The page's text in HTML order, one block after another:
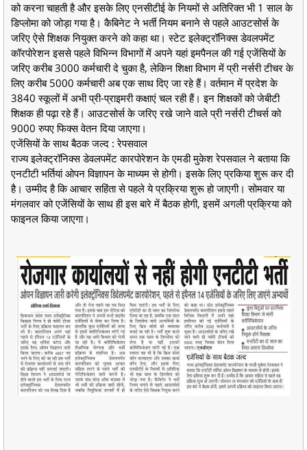
को करना चाहती है और इसके लिए एनसीटीई के नियमों से अतिरिक्त भी 1 साल के
डिप्लोमा को जोड़ा गया है। कैबिनेट ने भर्ती नियम बनाने से पहले आउटसोर्स के
जरिए ऐसे शिक्षक नियुक्त करने को कहा था। स्टेट इलेक्ट्रॉनिक्स डेवलपमेंट
कॉरपोरेशन इससे पहले विभिन्न विभागों में अपने यहां इमपैनल की गई एजेंसियों के
जरिए करीब 3000 कर्मचारी दे चुका है, लेकिन शिक्षा विभाग में प्री नर्सरी टीचर के
लिए करीब 5000 कर्मचारी अब एक साथ दिए जा रहे हैं। वर्तमान में प्रदेश के
3840 स्कूलों में अभी प्री-प्राइमरी कक्षाएं चल रही हैं। इन शिक्षकों को जेबीटी
शिक्षक ही पढ़ा रहे हैं। आउटसोर्स के जरिए रखे जाने वाले प्री नर्सरी टीचर्स को
9000 रुपए फिक्स वेतन दिया जाएगा।
एजेंसियों के साथ बैठक जल्द : रेपसवाल
राज्य इलेक्ट्रॉनिक्स डेवलपमेंट कारपोरेशन के एमडी मुकेश रेपसवाल ने बताया कि
एनटीटी भर्तियां ओपन विज्ञापन के माध्यम से होगी। इसके लिए प्रकिया शुरू कर दी
है। उम्मीद है कि आचार सहिंता से पहले ये प्रक्रिया शुरू हो जाएगी। सोमवार या
मंगलवार को एजेंसियों के साथ ही इस बारे में बैठक होगी, इसमें अगली प्रक्रिया को
फाइनल किया जाएगा।